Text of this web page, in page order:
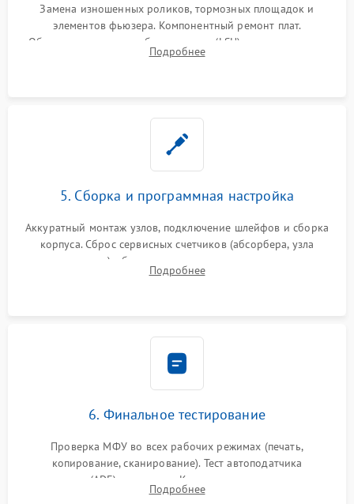
Замена изношенных роликов, тормозных площадок и
элементов фьюзера. Компонентный ремонт плат.
Обязательная очистка блока лазера (LSU), зеркал и тракта
печати от просыпанного тонера и бумажной пыли.
Подробнее
5. Сборка и программная настройка
Аккуратный монтаж узлов, подключение шлейфов и сборка
корпуса. Сброс сервисных счетчиков (абсорбера, узла
закрепления), обновление прошивки и программная
калибровка цветопередачи и позиционирования сканера.
Подробнее
6. Финальное тестирование
Проверка МФУ во всех рабочих режимах (печать,
копирование, сканирование). Тест автоподатчика
документов (ADF) и дуплекса. Контроль качества отпечатка
на отсутствие серого фона, полос и надежность запекания
Подробнее